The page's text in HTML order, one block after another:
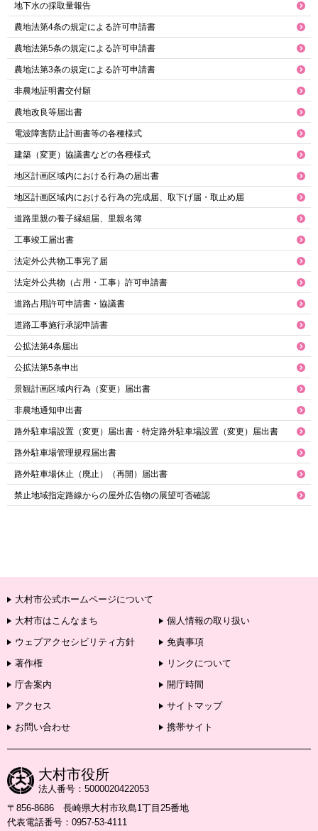
地下水の採取量報告
農地法第4条の規定による許可申請書
農地法第5条の規定による許可申請書
農地法第3条の規定による許可申請書
非農地証明書交付願
農地改良等届出書
電波障害防止計画書等の各種様式
建築（変更）協議書などの各種様式
地区計画区域内における行為の届出書
地区計画区域内における行為の完成届、取下げ届・取止め届
道路里親の養子縁組届、里親名簿
工事竣工届出書
法定外公共物工事完了届
法定外公共物（占用・工事）許可申請書
道路占用許可申請書・協議書
道路工事施行承認申請書
公拡法第4条届出
公拡法第5条申出
景観計画区域内行為（変更）届出書
非農地通知申出書
路外駐車場設置（変更）届出書・特定路外駐車場設置（変更）届出書
路外駐車場管理規程届出書
路外駐車場休止（廃止）（再開）届出書
禁止地域指定路線からの屋外広告物の展望可否確認
大村市公式ホームページについて
大村市はこんなまち
個人情報の取り扱い
ウェブアクセシビリティ方針
免責事項
著作権
リンクについて
庁舎案内
開庁時間
アクセス
サイトマップ
お問い合わせ
携帯サイト
大村市役所
法人番号：5000020422053
〒856-8686 長崎県大村市玖島1丁目25番地
代表電話番号：0957-53-4111